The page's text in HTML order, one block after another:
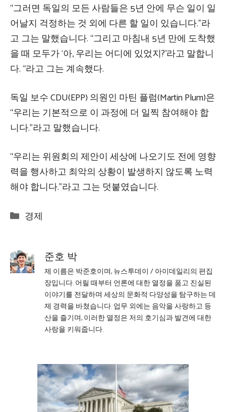
“그러면 독일의 모든 사람들은 5년 안에 무슨 일이 일
어날지 걱정하는 것 외에 다른 할 일이 있습니다.”라
고 그는 말했습니다. “그리고 마침내 5년 만에 도착했
을 때 모두가 ‘아, 우리는 어디에 있었지?’라고 말합니
다. “라고 그는 계속했다.
독일 보수 CDU(EPP) 의원인 마틴 플럼(Martin Plum)은
“우리는 기본적으로 이 과정에 더 일찍 참여해야 합
니다.”라고 말했습니다.
“우리는 위원회의 제안이 세상에 나오기도 전에 영향
력을 행사하고 최악의 상황이 발생하지 않도록 노력
해야 합니다.”라고 그는 덧붙였습니다.
Categories
경제
준호 박
제 이름은 박준호이며, 뉴스투데이 / 아이데일리의 편집
장입니다. 어릴 때부터 언론에 대한 열정을 품고 진실된
이야기를 전달하며 세상의 문화적 다양성을 탐구하는 데
제 경력을 바쳤습니다. 업무 외에는 음악을 사랑하고 등
산을 즐기며, 이러한 열정은 저의 호기심과 발견에 대한
사랑을 키워줍니다.